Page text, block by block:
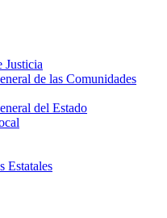
Justicia
de las Comunidades
del Estado
Estatales